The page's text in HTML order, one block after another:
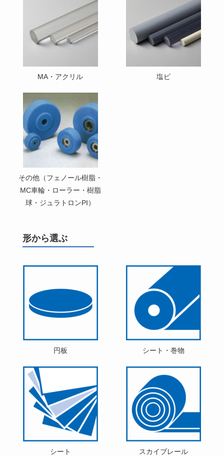
MA・アクリル 塩ビ
その他（フェノール樹脂・
MC車輪・ローラー・樹脂
球・ジュラトロンPI）
形から選ぶ
円板 シート・巻物
シート スカイブレール